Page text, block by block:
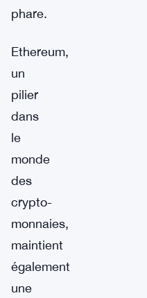
phare.
Ethereum,
un
pilier
dans
le
monde
des
crypto-
monnaies,
maintient
également
une